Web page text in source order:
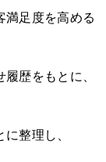
満足度を高める
歴をもとに、
整理し、